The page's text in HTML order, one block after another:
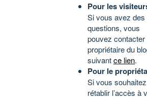
Pour les
Si vous avez des
questions, vous
pouvez contacter
propriétaire du
suivantce lien.
Pour le
Si vous souhaitez
rétablir l’accès à